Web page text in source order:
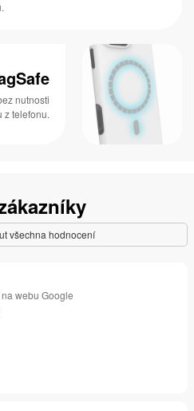
nutnosti
z telefonu.
všechna hodnocení
webu Google